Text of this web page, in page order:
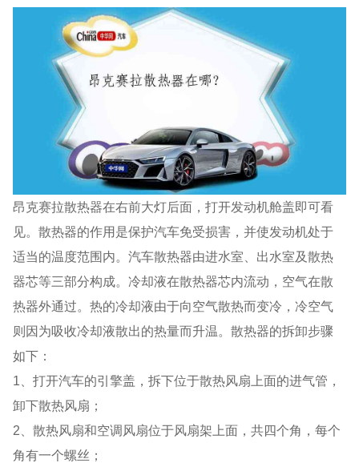
昂克赛拉散热器在右前大灯后面，打开发动机舱盖即可看
见。散热器的作用是保护汽车免受损害，并使发动机处于
适当的温度范围内。汽车散热器由进水室、出水室及散热
器芯等三部分构成。冷却液在散热器芯内流动，空气在散
热器外通过。热的冷却液由于向空气散热而变冷，冷空气
则因为吸收冷却液散出的热量而升温。散热器的拆卸步骤
如下：
1、打开汽车的引擎盖，拆下位于散热风扇上面的进气管，
卸下散热风扇；
2、散热风扇和空调风扇位于风扇架上面，共四个角，每个
角有一个螺丝；